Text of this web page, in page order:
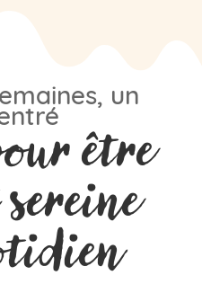
un
être